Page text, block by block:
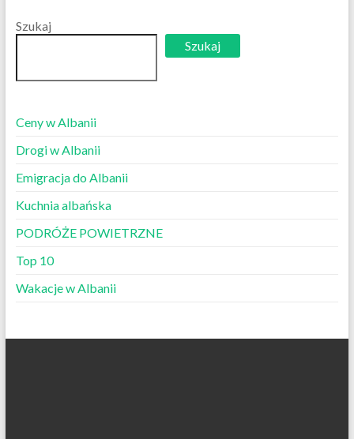
Szukaj
Szukaj
Ceny w Albanii
Drogi w Albanii
Emigracja do Albanii
Kuchnia albańska
PODRÓŻE POWIETRZNE
Top 10
Wakacje w Albanii